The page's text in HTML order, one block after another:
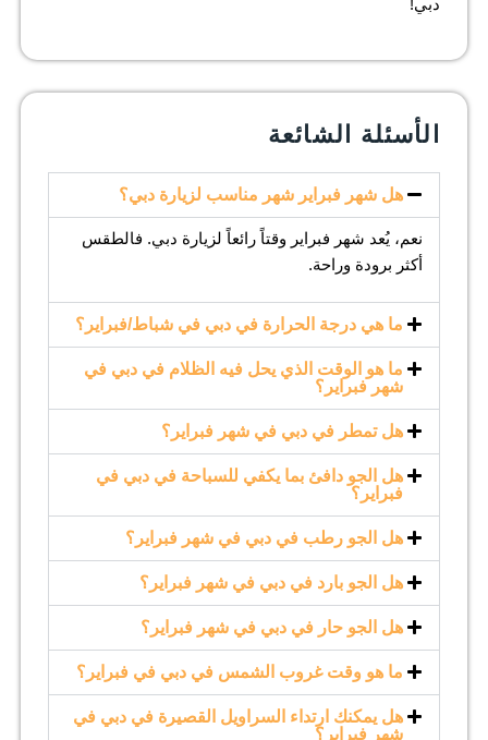
الأسئلة الشائعة
هل شهر فبراير شهر مناسب لزيارة دبي؟
نعم، يُعد شهر فبراير وقتاً رائعاً لزيارة دبي. فالطقس
أكثر برودة وراحة.
ما هي درجة الحرارة في دبي في شباط/فبراير؟
ما هو الوقت الذي يحل فيه الظلام في دبي في
شهر فبراير؟
هل تمطر في دبي في شهر فبراير؟
هل الجو دافئ بما يكفي للسباحة في دبي في
فبراير؟
هل الجو رطب في دبي في شهر فبراير؟
هل الجو بارد في دبي في شهر فبراير؟
هل الجو حار في دبي في شهر فبراير؟
ما هو وقت غروب الشمس في دبي في فبراير؟
هل يمكنك ارتداء السراويل القصيرة في دبي في
شهر فبراير؟